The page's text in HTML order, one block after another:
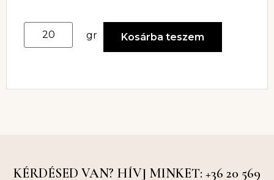
gr Kosárba teszem
KÉRDÉSED VAN? HÍVJ MINKET: +36 20 569